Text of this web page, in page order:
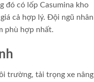
đó có lốp Casumina kho
cả hợp lý. Đội ngũ nhân
phù hợp nhất.
trường, tải trọng xe nâng